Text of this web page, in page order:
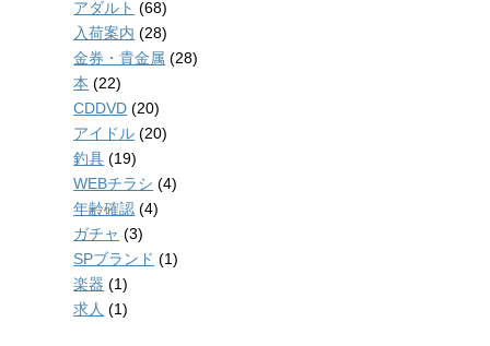
アダルト (68)
入荷案内 (28)
金券・貴金属 (28)
本 (22)
CDDVD (20)
アイドル (20)
釣具 (19)
WEBチラシ (4)
年齢確認 (4)
ガチャ (3)
SPブランド (1)
楽器 (1)
求人 (1)